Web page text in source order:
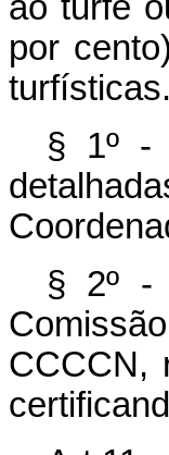
por
turfísticas.
§ 1º -
§ 2º -
CCCCN,